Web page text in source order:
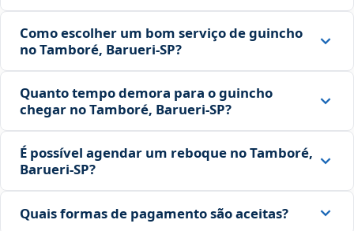
Como escolher um bom serviço de guincho
no Tamboré, Barueri‑SP?
Quanto tempo demora para o guincho
chegar no Tamboré, Barueri‑SP?
É possível agendar um reboque no Tamboré,
Barueri‑SP?
Quais formas de pagamento são aceitas?